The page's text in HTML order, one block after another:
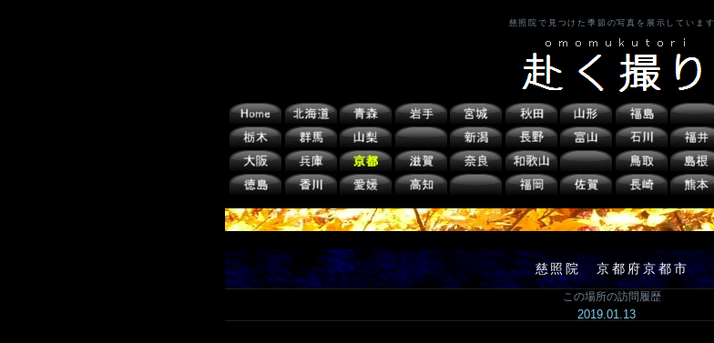
慈照院で見つけた季節の写真を展示しています
慈照院 京都府京都市
この場所の訪問履歴
2019.01.13